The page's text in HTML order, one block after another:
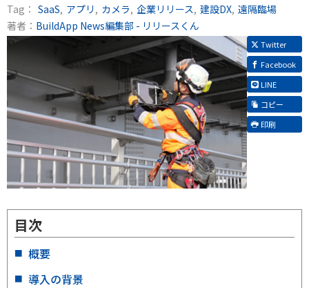
Tag： SaaS アプリ カメラ 企業リリース 建設DX 遠隔臨場
著者： BuildApp News編集部 - リリースくん
Twitter
Facebook
LINE
コピー
印刷
目次
概要
導入の背景